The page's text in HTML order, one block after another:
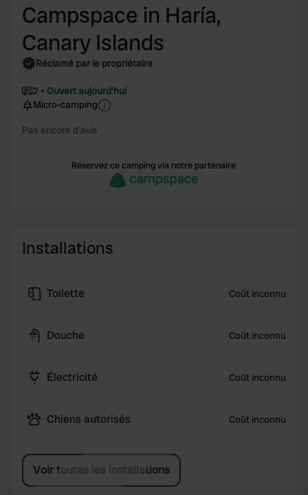
Campspace in Haría,
Canary Islands
Réclamé par le propriétaire
2
Ouvert aujourd'hui
Micro-camping
Pas encore d'avis
Réservez ce camping via notre partenaire
Installations
Toilette Coût inconnu
Douche Coût inconnu
Électricité Coût inconnu
Chiens autorisés Coût inconnu
Voir toutes les installations